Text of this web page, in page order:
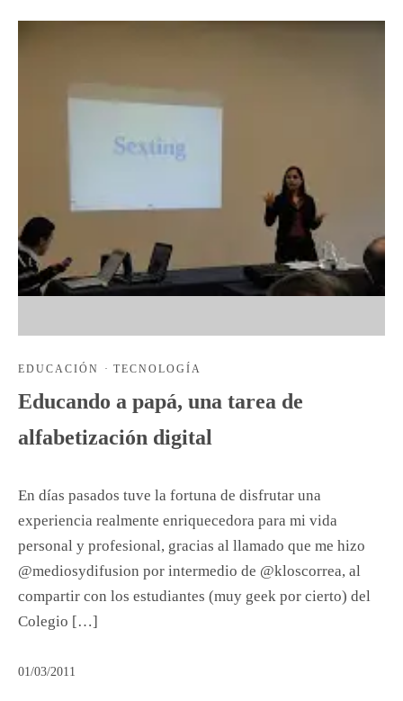
EDUCACIÓN · TECNOLOGÍA
Educando a papá, una tarea de
alfabetización digital
En días pasados tuve la fortuna de disfrutar una
experiencia realmente enriquecedora para mi vida
personal y profesional, gracias al llamado que me hizo
@mediosydifusion por intermedio de @kloscorrea, al
compartir con los estudiantes (muy geek por cierto) del
Colegio […]
01/03/2011